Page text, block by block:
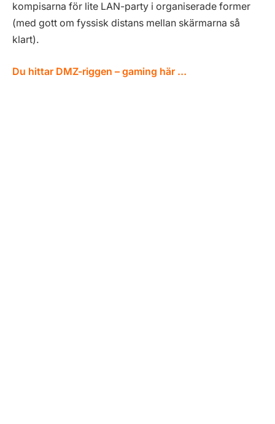
kompisarna för lite LAN-party i organiserade former
(med gott om fyssisk distans mellan skärmarna så
klart).
Du hittar DMZ-riggen – gaming här …